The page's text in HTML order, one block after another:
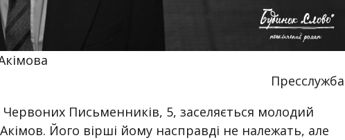
Пресслужба
Письменників, 5, заселяється молодий
Його вірші йому насправді не належать, але